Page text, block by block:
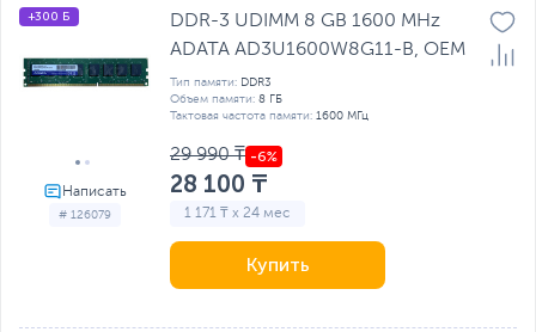
# 126079
+300 Б
DDR-3 UDIMM 8 GB 1600 MHz
ADATA AD3U1600W8G11-B, OEM
Тип памяти: DDR3
Объем памяти: 8 ГБ
Тактовая частота памяти: 1600 МГц
29 990 ₸
28 100 ₸
1 171 ₸ x 24 мес
Купить